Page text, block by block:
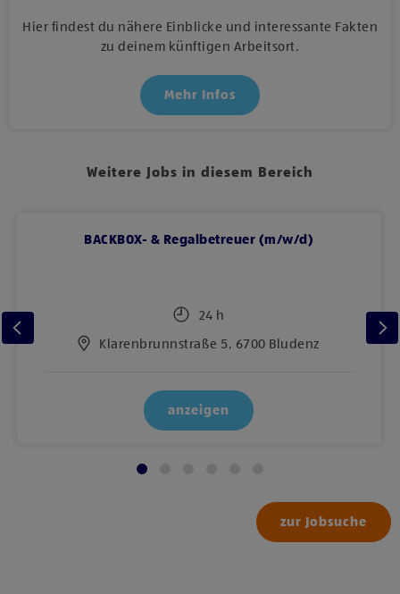
Hier findest du nähere Einblicke und interessante Fakten
zu deinem künftigen Arbeitsort.
Mehr Infos
Weitere Jobs in diesem Bereich
BACKBOX- & Regalbetreuer (m/w/d)
24 h
Klarenbrunnstraße 5, 6700 Bludenz
anzeigen
zur Jobsuche